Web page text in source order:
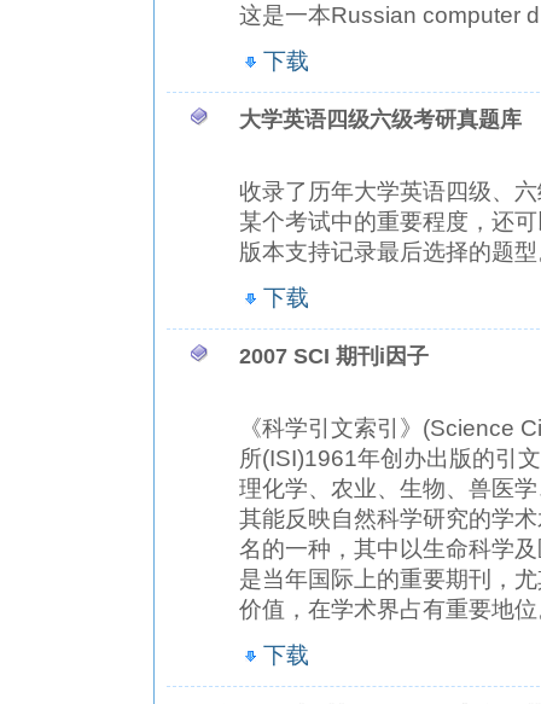
这是一本Russian computer
下载
大学英语四级六级考研真题库
收录了历年大学英语四级、
某个考试中的重要程度，还
版本支持记录最后选择的题
下载
2007 SCI 期刊i因子
《科学引文索引》(Science
所(ISI)1961年创办出版的引
理化学、农业、生物、兽医
其能反映自然科学研究的学
名的一种，其中以生命科学
是当年国际上的重要期刊，
价值，在学术界占有重要地
下载